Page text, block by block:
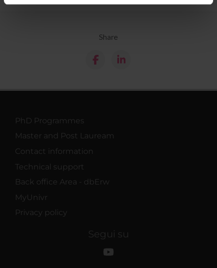
raccolto dal tuo utilizzo dei loro servizi.
Share
PhD Programmes
Master and Post Lauream
Contact information
Technical support
Back office Area - dbErw
MyUnivr
Privacy policy
Segui su